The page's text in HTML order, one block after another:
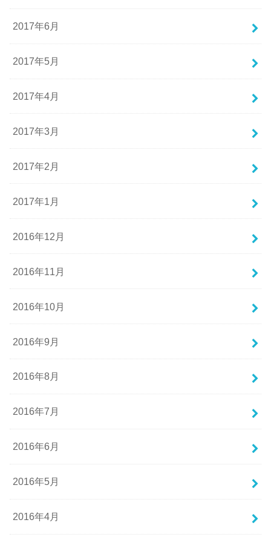
2017年6月
2017年5月
2017年4月
2017年3月
2017年2月
2017年1月
2016年12月
2016年11月
2016年10月
2016年9月
2016年8月
2016年7月
2016年6月
2016年5月
2016年4月